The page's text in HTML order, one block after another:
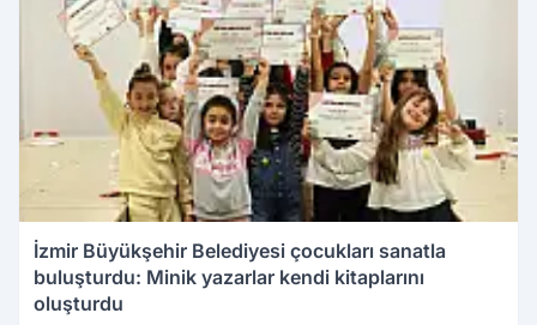
İzmir Büyükşehir Belediyesi çocukları sanatla
buluşturdu: Minik yazarlar kendi kitaplarını
oluşturdu